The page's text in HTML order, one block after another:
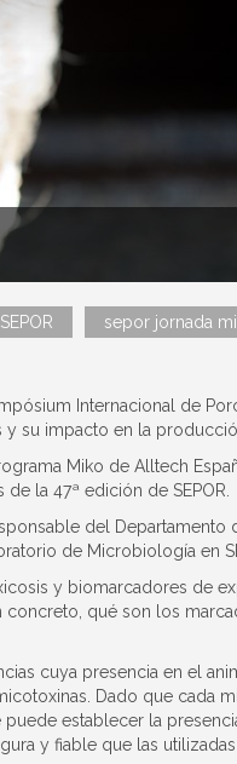
SEPOR sepor jornada
Internacional de
su impacto en la
Miko de Alltech
la 47ª edición de SEPOR.
del Departamento
de Microbiología en
y biomarcadores de
concreto, qué son los
cuya presencia en el
Dado que cada
establecer la
y fiable que las utilizadas